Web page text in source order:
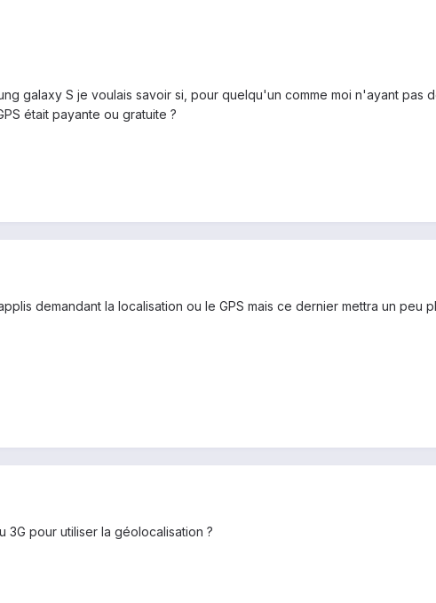
galaxy S je voulais savoir si, pour quelqu'un comme moi n'ayant pas
était payante ou gratuite ?
demandant la localisation ou le GPS mais ce dernier mettra un peu
3G pour utiliser la géolocalisation ?